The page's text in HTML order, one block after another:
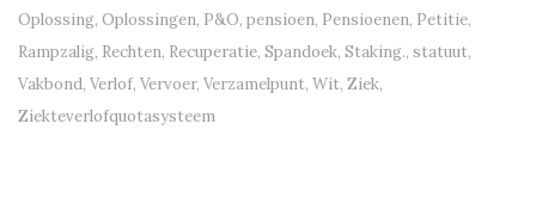
Oplossing, Oplossingen, P&O, pensioen, Pensioenen, Petitie,
Rampzalig, Rechten, Recuperatie, Spandoek, Staking., statuut,
Vakbond, Verlof, Vervoer, Verzamelpunt, Wit, Ziek,
Ziekteverlofquotasysteem